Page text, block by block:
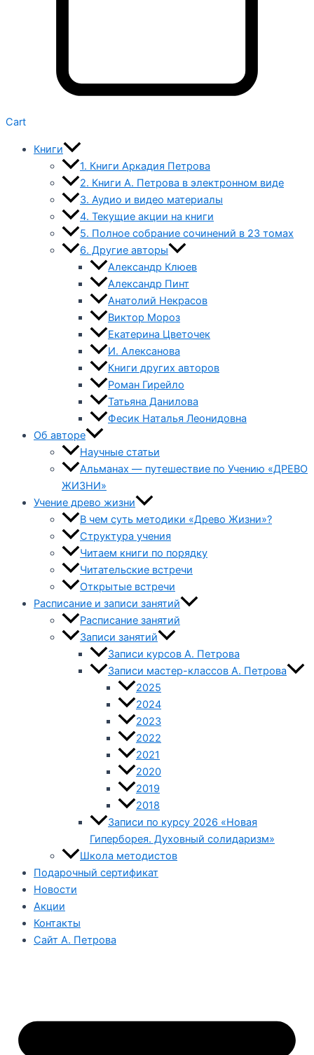
Cart
Книги
1. Книги Аркадия Петрова
2. Книги А. Петрова в электронном виде
3. Аудио и видео материалы
4. Текущие акции на книги
5. Полное собрание сочинений в 23 томах
6. Другие авторы
Александр Клюев
Александр Пинт
Анатолий Некрасов
Виктор Мороз
Екатерина Цветочек
И. Алексанова
Книги других авторов
Роман Гирейло
Татьяна Данилова
Фесик Наталья Леонидовна
Об авторе
Научные статьи
Альманах — путешествие по Учению «ДРЕВО
ЖИЗНИ»
Учение древо жизни
В чем суть методики «Древо Жизни»?
Структура учения
Читаем книги по порядку
Читательские встречи
Открытые встречи
Расписание и записи занятий
Расписание занятий
Записи занятий
Записи курсов А. Петрова
Записи мастер-классов А. Петрова
2025
2024
2023
2022
2021
2020
2019
2018
Записи по курсу 2026 «Новая
Гиперборея. Духовный солидаризм»
Школа методистов
Подарочный сертификат
Новости
Акции
Контакты
Сайт А. Петрова